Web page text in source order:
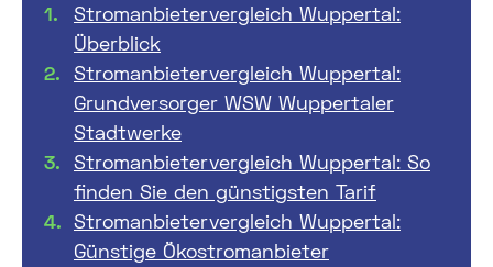
Stromanbietervergleich Wuppertal:
Überblick
Stromanbietervergleich Wuppertal:
Grundversorger WSW Wuppertaler
Stadtwerke
Stromanbietervergleich Wuppertal: So
finden Sie den günstigsten Tarif
Stromanbietervergleich Wuppertal:
Günstige Ökostromanbieter